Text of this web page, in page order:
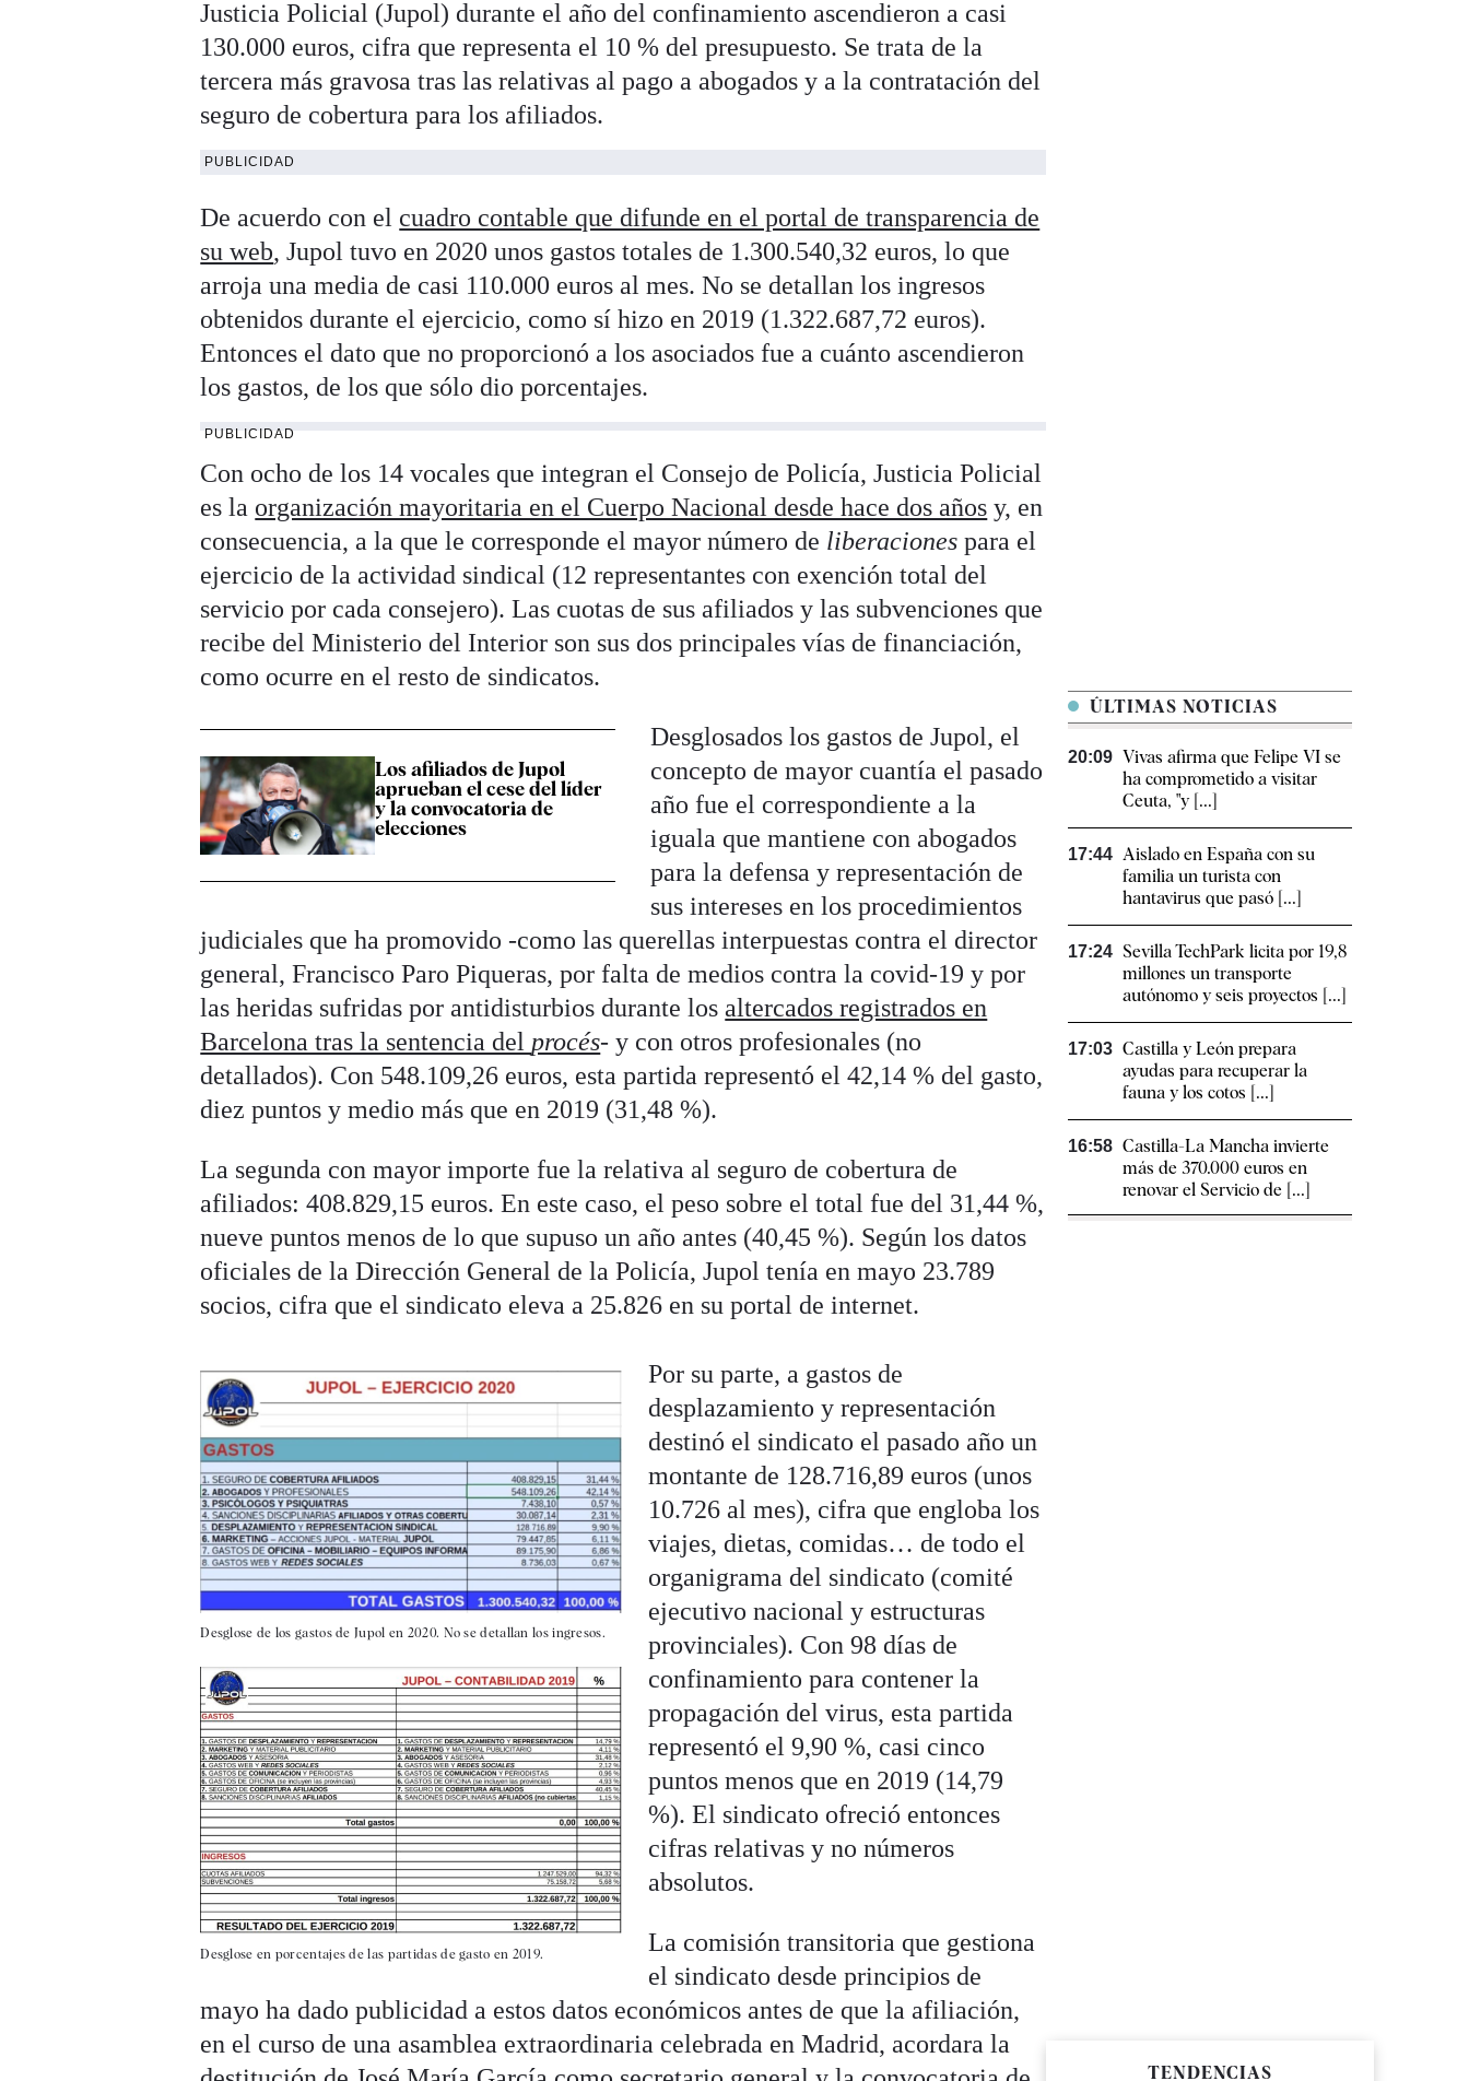
Justicia Policial (Jupol) durante el año del confinamiento ascendieron a casi
130.000 euros, cifra que representa el 10 % del presupuesto. Se trata de la
tercera más gravosa tras las relativas al pago a abogados y a la contratación del
seguro de cobertura para los afiliados.
PUBLICIDAD
De acuerdo con el cuadro contable que difunde en el portal de transparencia de
su web, Jupol tuvo en 2020 unos gastos totales de 1.300.540,32 euros, lo que
arroja una media de casi 110.000 euros al mes. No se detallan los ingresos
obtenidos durante el ejercicio, como sí hizo en 2019 (1.322.687,72 euros).
Entonces el dato que no proporcionó a los asociados fue a cuánto ascendieron
los gastos, de los que sólo dio porcentajes.
PUBLICIDAD
Con ocho de los 14 vocales que integran el Consejo de Policía, Justicia Policial
es la organización mayoritaria en el Cuerpo Nacional desde hace dos años y, en
consecuencia, a la que le corresponde el mayor número de liberaciones para el
ejercicio de la actividad sindical (12 representantes con exención total del
servicio por cada consejero). Las cuotas de sus afiliados y las subvenciones que
recibe del Ministerio del Interior son sus dos principales vías de financiación,
como ocurre en el resto de sindicatos.
Los afiliados de Jupol
aprueban el cese del líder
y la convocatoria de
elecciones
Desglosados los gastos de Jupol, el
concepto de mayor cuantía el pasado
año fue el correspondiente a la
iguala que mantiene con abogados
para la defensa y representación de
sus intereses en los procedimientos
judiciales que ha promovido -como las querellas interpuestas contra el director
general, Francisco Paro Piqueras, por falta de medios contra la covid-19 y por
las heridas sufridas por antidisturbios durante los altercados registrados en
Barcelona tras la sentencia del procés- y con otros profesionales (no
detallados). Con 548.109,26 euros, esta partida representó el 42,14 % del gasto,
diez puntos y medio más que en 2019 (31,48 %).
La segunda con mayor importe fue la relativa al seguro de cobertura de
afiliados: 408.829,15 euros. En este caso, el peso sobre el total fue del 31,44 %,
nueve puntos menos de lo que supuso un año antes (40,45 %). Según los datos
oficiales de la Dirección General de la Policía, Jupol tenía en mayo 23.789
socios, cifra que el sindicato eleva a 25.826 en su portal de internet.
Desglose de los gastos de Jupol en 2020. No se detallan los ingresos.
Desglose en porcentajes de las partidas de gasto en 2019.
Por su parte, a gastos de
desplazamiento y representación
destinó el sindicato el pasado año un
montante de 128.716,89 euros (unos
10.726 al mes), cifra que engloba los
viajes, dietas, comidas… de todo el
organigrama del sindicato (comité
ejecutivo nacional y estructuras
provinciales). Con 98 días de
confinamiento para contener la
propagación del virus, esta partida
representó el 9,90 %, casi cinco
puntos menos que en 2019 (14,79
%). El sindicato ofreció entonces
cifras relativas y no números
absolutos.
La comisión transitoria que gestiona
el sindicato desde principios de
mayo ha dado publicidad a estos datos económicos antes de que la afiliación,
en el curso de una asamblea extraordinaria celebrada en Madrid, acordara la
ÚLTIMAS NOTICIAS
20:09 Vivas afirma que Felipe VI se
ha comprometido a visitar
Ceuta, "y [...]
17:44 Aislado en España con su
familia un turista con
hantavirus que pasó [...]
17:24 Sevilla TechPark licita por 19,8
millones un transporte
autónomo y seis proyectos [...]
17:03 Castilla y León prepara
ayudas para recuperar la
fauna y los cotos [...]
16:58 Castilla-La Mancha invierte
más de 370.000 euros en
renovar el Servicio de [...]
TENDENCIAS